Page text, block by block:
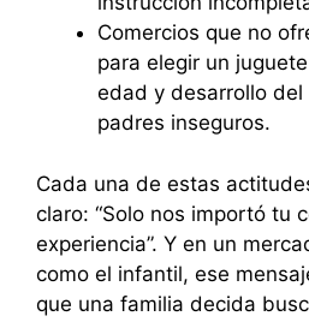
Comercios que no
para elegir un
edad y desarrollo
padres inseguros.
Cada una de estas
claro: “Solo nos importó tu
experiencia”. Y en un
como el infantil, ese
que una familia decida